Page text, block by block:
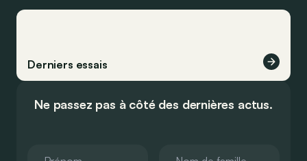
Derniers essais
Ne passez pas à côté des dernières actus.